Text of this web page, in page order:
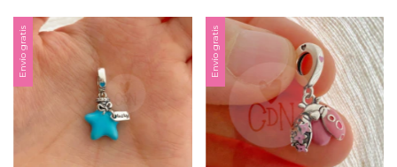
Envío gratis Envío gratis